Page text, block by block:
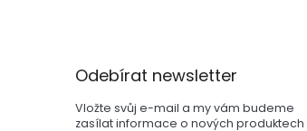
malých farmářů.
Odebírat newsletter
Vložte svůj e-mail a my vám budeme
zasílat informace o nových produktech